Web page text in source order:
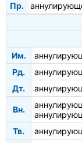
Пр.
Им.
Рд.
Дт.
Вн.
Тв.